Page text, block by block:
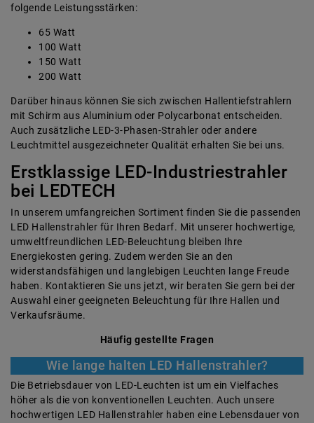
folgende Leistungsstärken:
65 Watt
100 Watt
150 Watt
200 Watt
Darüber hinaus können Sie sich zwischen Hallentiefstrahlern
mit Schirm aus Aluminium oder Polycarbonat entscheiden.
Auch zusätzliche LED-3-Phasen-Strahler oder andere
Leuchtmittel ausgezeichneter Qualität erhalten Sie bei uns.
Erstklassige LED-Industriestrahler
bei LEDTECH
In unserem umfangreichen Sortiment finden Sie die passenden
LED Hallenstrahler für Ihren Bedarf. Mit unserer hochwertige,
umweltfreundlichen LED-Beleuchtung bleiben Ihre
Energiekosten gering. Zudem werden Sie an den
widerstandsfähigen und langlebigen Leuchten lange Freude
haben. Kontaktieren Sie uns jetzt, wir beraten Sie gern bei der
Auswahl einer geeigneten Beleuchtung für Ihre Hallen und
Verkaufsräume.
Häufig gestellte Fragen
Wie lange halten LED Hallenstrahler?
Die Betriebsdauer von LED-Leuchten ist um ein Vielfaches
höher als die von konventionellen Leuchten. Auch unsere
hochwertigen LED Hallenstrahler haben eine Lebensdauer von